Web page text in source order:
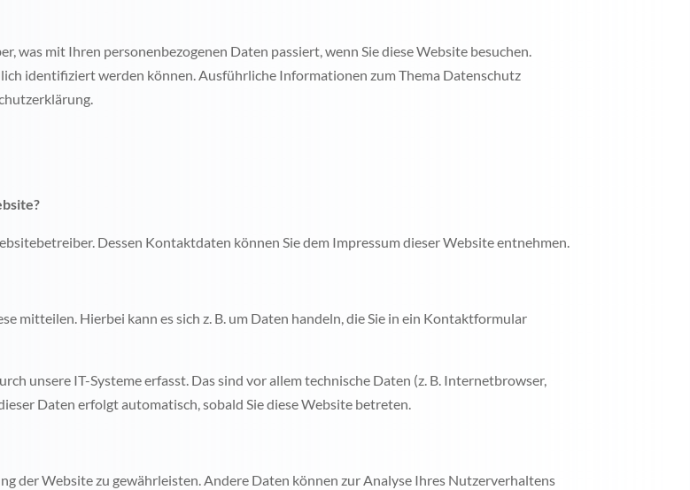
was mit Ihren personenbezogenen Daten passiert, wenn Sie diese Website besuchen.
identifiziert werden können. Ausführliche Informationen zum Thema Datenschutz
Dessen Kontaktdaten können Sie dem Impressum dieser Website entnehmen.
mitteilen. Hierbei kann es sich z. B. um Daten handeln, die Sie in ein Kontaktformular
unsere IT-Systeme erfasst. Das sind vor allem technische Daten (z. B. Internetbrowser,
Daten erfolgt automatisch, sobald Sie diese Website betreten.
der Website zu gewährleisten. Andere Daten können zur Analyse Ihres Nutzerverhaltens